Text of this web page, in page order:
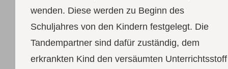
wenden. Diese werden zu Beginn des
Schuljahres von den Kindern festgelegt. Die
Tandempartner sind dafür zuständig, dem
erkrankten Kind den versäumten Unterrichtsstoff